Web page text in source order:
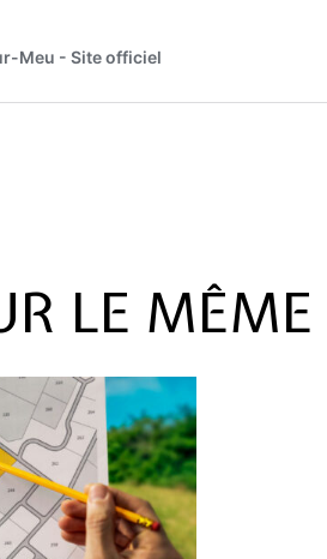
LE MÊME